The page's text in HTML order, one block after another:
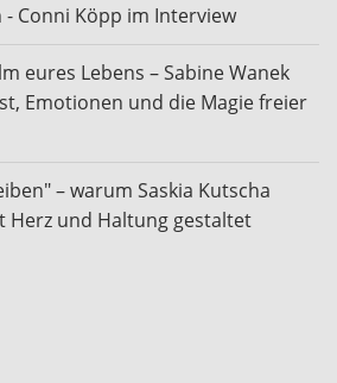
Conni Köpp im Interview
eures Lebens – Sabine Wanek
Emotionen und die Magie freier
– warum Saskia Kutscha
Herz und Haltung gestaltet